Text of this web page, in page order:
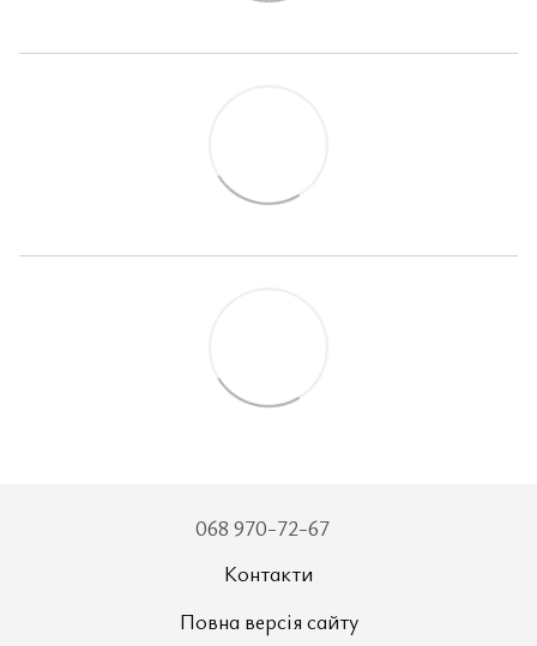
068 970-72-67
Контакти
Повна версія сайту